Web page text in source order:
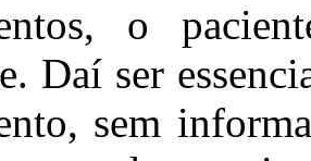
o
Daí ser
sem